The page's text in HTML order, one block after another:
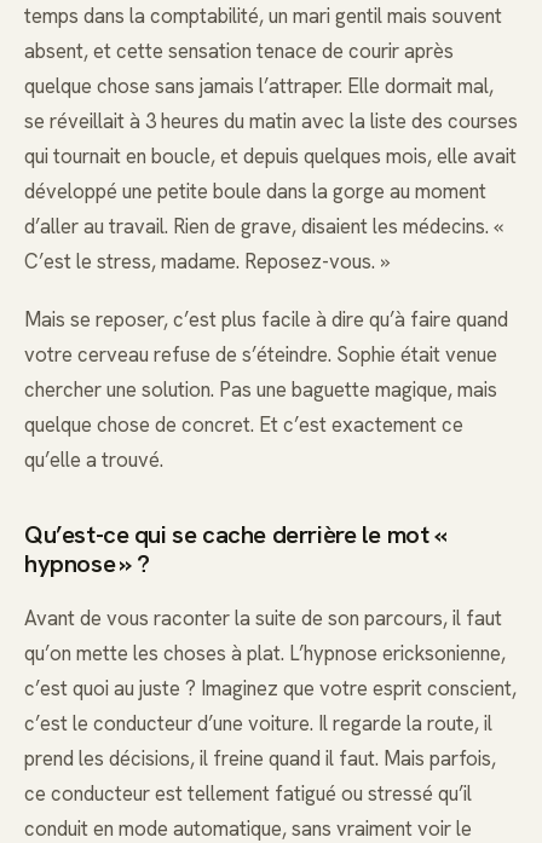
temps dans la comptabilité, un mari gentil mais souvent
absent, et cette sensation tenace de courir après
quelque chose sans jamais l’attraper. Elle dormait mal,
se réveillait à 3 heures du matin avec la liste des courses
qui tournait en boucle, et depuis quelques mois, elle avait
développé une petite boule dans la gorge au moment
d’aller au travail. Rien de grave, disaient les médecins. «
C’est le stress, madame. Reposez-vous. »
Mais se reposer, c’est plus facile à dire qu’à faire quand
votre cerveau refuse de s’éteindre. Sophie était venue
chercher une solution. Pas une baguette magique, mais
quelque chose de concret. Et c’est exactement ce
qu’elle a trouvé.
Qu’est-ce qui se cache derrière le mot «
hypnose » ?
Avant de vous raconter la suite de son parcours, il faut
qu’on mette les choses à plat. L’hypnose ericksonienne,
c’est quoi au juste ? Imaginez que votre esprit conscient,
c’est le conducteur d’une voiture. Il regarde la route, il
prend les décisions, il freine quand il faut. Mais parfois,
ce conducteur est tellement fatigué ou stressé qu’il
conduit en mode automatique, sans vraiment voir le